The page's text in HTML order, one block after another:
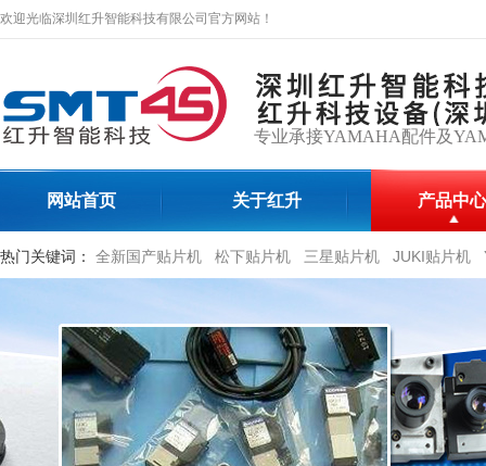
欢迎光临深圳红升智能科技有限公司官方网站！
专业承接YAMAHA配件及
网站首页 关于红升 产品中心
热门关键词： 全新国产贴片机 松下贴片机 三星贴片机 JUKI贴片机